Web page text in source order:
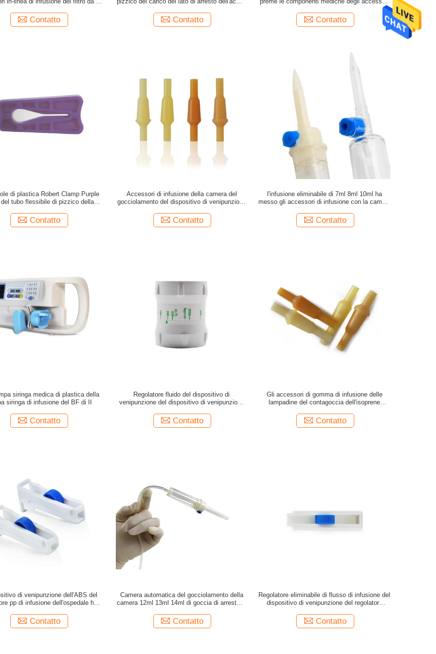
Contatto Contatto Contatto
di plastica Robert Clamp Purple
tubo flessibile di pizzico della
Contatto
Accessori di infusione della camera del
gocciolamento del dispositivo di venipunzione
Contatto
l'infusione eliminabile di 7ml 8ml 10ml ha
messo gli accessori di infusione con la camera
Contatto
siringa medica di plastica della
siringa di infusione del BF di II
Contatto
Regolatore fluido del dispositivo di
venipunzione del dispositivo di venipunzione
accessori igienici di infusione
Contatto
Gli accessori di gomma di infusione delle
lampadine del contagoccia dell'isoprene
Contatto
di venipunzione dell'ABS del
pp di infusione dell'ospedale ha
Contatto
Camera automatica del gocciolamento della
camera 12ml 13ml 14ml di goccia di arresto di
Contatto
Regolatore eliminabile di flusso di infusione del
dispositivo di venipunzione del regolatore
Contatto